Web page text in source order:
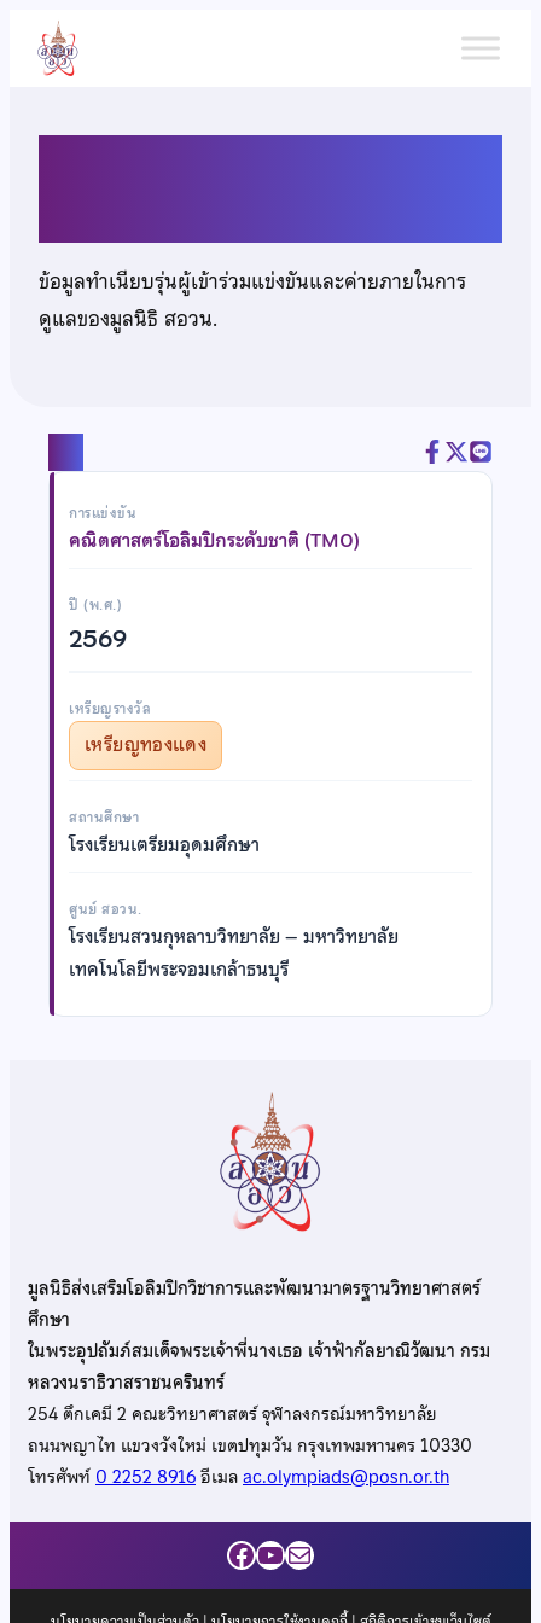
เนื้อหา
ข้อมูลทำเนียบรุ่นผู้เข้าร่วมแข่งขันและค่ายภายในการ
ดูแลของมูลนิธิ สอวน.
การแข่งขัน
คณิตศาสตร์โอลิมปิกระดับชาติ (TMO)
ปี (พ.ศ.)
2569
เหรียญรางวัล
เหรียญทองแดง
สถานศึกษา
โรงเรียนเตรียมอุดมศึกษา
ศูนย์ สอวน.
โรงเรียนสวนกุหลาบวิทยาลัย – มหาวิทยาลัย
เทคโนโลยีพระจอมเกล้าธนบุรี
มูลนิธิส่งเสริมโอลิมปิกวิชาการและพัฒนามาตรฐานวิทยาศาสตร์
ศึกษา
ในพระอุปถัมภ์สมเด็จพระเจ้าพี่นางเธอ เจ้าฟ้ากัลยาณิวัฒนา กรม
หลวงนราธิวาสราชนครินทร์
254 ตึกเคมี 2 คณะวิทยาศาสตร์ จุฬาลงกรณ์มหาวิทยาลัย
ถนนพญาไท แขวงวังใหม่ เขตปทุมวัน กรุงเทพมหานคร 10330
โทรศัพท์0 2252 8916อีเมลac.olympiads@posn.or.th
Facebook
YouTube
Mail